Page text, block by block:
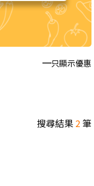
只顯示優惠
搜尋結果2筆